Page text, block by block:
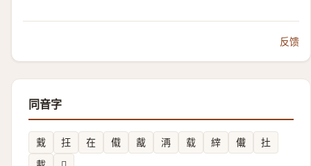
反馈
同音字
䵧 抂 在 傤 酨 洅 载 縡 儎
扗